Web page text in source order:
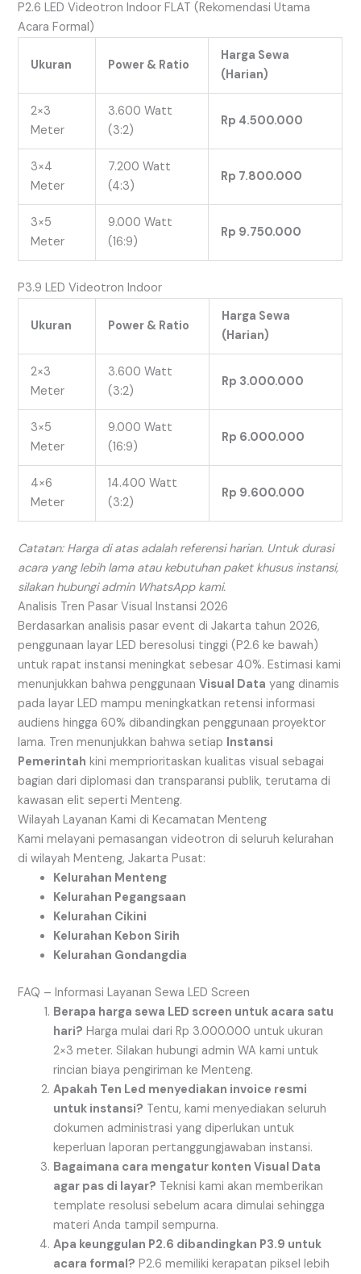
P2.6 LED Videotron Indoor FLAT (Rekomendasi Utama
Acara Formal)
Ukuran Power & Ratio
Harga Sewa
(Harian)
2×3
Meter
3.600 Watt
(3:2)
Rp 4.500.000
3×4
Meter
7.200 Watt
(4:3)
Rp 7.800.000
3×5
Meter
9.000 Watt
(16:9)
Rp 9.750.000
P3.9 LED Videotron Indoor
Ukuran Power & Ratio
Harga Sewa
(Harian)
2×3
Meter
3.600 Watt
(3:2)
Rp 3.000.000
3×5
Meter
9.000 Watt
(16:9)
Rp 6.000.000
4×6
Meter
14.400 Watt
(3:2)
Rp 9.600.000
Catatan: Harga di atas adalah referensi harian. Untuk durasi
acara yang lebih lama atau kebutuhan paket khusus instansi,
silakan hubungi admin WhatsApp kami.
Analisis Tren Pasar Visual Instansi 2026
Berdasarkan analisis pasar event di Jakarta tahun 2026,
penggunaan layar LED beresolusi tinggi (P2.6 ke bawah)
untuk rapat instansi meningkat sebesar 40%. Estimasi kami
menunjukkan bahwa penggunaanVisual Data yang dinamis
pada layar LED mampu meningkatkan retensi informasi
audiens hingga 60% dibandingkan penggunaan proyektor
lama. Tren menunjukkan bahwa setiap Instansi
Pemerintah kini memprioritaskan kualitas visual sebagai
bagian dari diplomasi dan transparansi publik, terutama di
kawasan elit seperti Menteng.
Wilayah Layanan Kami di Kecamatan Menteng
Kami melayani pemasangan videotron di seluruh kelurahan
di wilayah Menteng, Jakarta Pusat:
Kelurahan Menteng
Kelurahan Pegangsaan
Kelurahan Cikini
Kelurahan Kebon Sirih
Kelurahan Gondangdia
FAQ – Informasi Layanan Sewa LED Screen
Berapa harga sewa LED screen untuk acara satu
hari? Harga mulai dari Rp 3.000.000 untuk ukuran
2×3 meter. Silakan hubungi admin WA kami untuk
rincian biaya pengiriman ke Menteng.
Apakah Ten Led menyediakan invoice resmi
untuk instansi? Tentu, kami menyediakan seluruh
dokumen administrasi yang diperlukan untuk
keperluan laporan pertanggungjawaban instansi.
Bagaimana cara mengatur konten Visual Data
agar pas di layar? Teknisi kami akan memberikan
template resolusi sebelum acara dimulai sehingga
materi Anda tampil sempurna.
Apa keunggulan P2.6 dibandingkan P3.9 untuk
acara formal? P2.6 memiliki kerapatan piksel lebih